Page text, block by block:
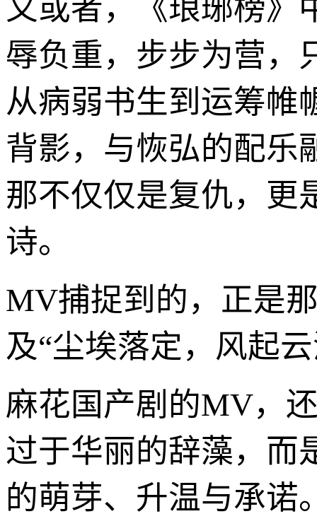
又或者，《琅琊榜》
辱负重，步步为营，
从病弱书生到运筹帷
背影，与恢弘的配乐
那不仅仅是复仇，更
诗。
MV捕捉到的，正是
及“尘埃落定，风起
麻花国产剧的MV，
过于华丽的辞藻，而
的萌芽、升温与承诺